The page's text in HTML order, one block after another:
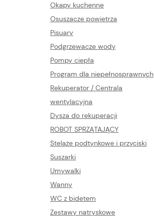
Okapy kuchenne
Osuszacze powietrza
Pisuary
Podgrzewacze wody
Pompy ciepła
Program dla niepełnosprawnych
Rekuperator / Centrala
wentylacyjna
Dysza do rekuperacji
ROBOT SPRZĄTAJĄCY
Stelaże podtynkowe i przyciski
Suszarki
Umywalki
Wanny
WC z bidetem
Zestawy natryskowe